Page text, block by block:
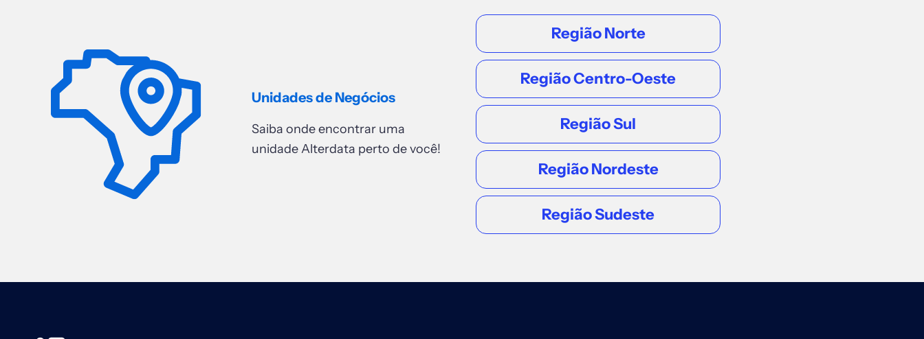
Unidades de Negócios
Saiba onde encontrar uma
unidade Alterdata perto de você!
Região Norte
Região Centro-Oeste
Região Sul
Região Nordeste
Região Sudeste